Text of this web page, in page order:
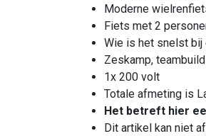
Moderne
Fiets met 2
Wie is het snelst bij
Zeskamp,
1x 200 volt
Totale afmeting is
Het betreft hier
Dit artikel kan niet